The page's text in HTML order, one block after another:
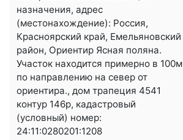
назначения, адрес
(местонахождение): Россия,
Красноярский край, Емельяновский
район, Ориентир Ясная поляна.
Участок находится примерно в 100м
по направлению на север от
ориентира., дом трапеция 4541
контур 146р, кадастровый
(условный) номер:
24:11:0280201:1208